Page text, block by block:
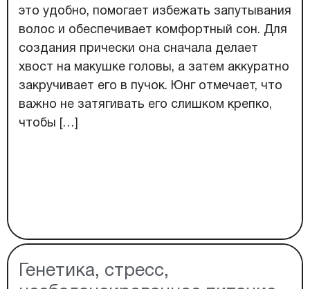
это удобно, помогает избежать запутывания
волос и обеспечивает комфортный сон. Для
создания прически она сначала делает
хвост на макушке головы, а затем аккуратно
закручивает его в пучок. Юнг отмечает, что
важно не затягивать его слишком крепко,
чтобы […]
Генетика, стресс,